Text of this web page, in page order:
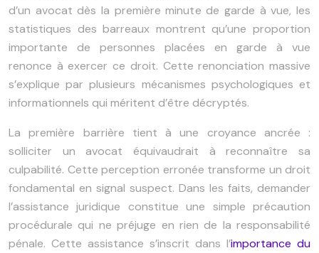
d’un avocat dès la première minute de garde à vue, les
statistiques des barreaux montrent qu’une proportion
importante de personnes placées en garde à vue
renonce à exercer ce droit. Cette renonciation massive
s’explique par plusieurs mécanismes psychologiques et
informationnels qui méritent d’être décryptés.
La première barrière tient à une croyance ancrée :
solliciter un avocat équivaudrait à reconnaître sa
culpabilité. Cette perception erronée transforme un droit
fondamental en signal suspect. Dans les faits, demander
l’assistance juridique constitue une simple précaution
procédurale qui ne préjuge en rien de la responsabilité
pénale. Cette assistance s’inscrit dans l’importance du